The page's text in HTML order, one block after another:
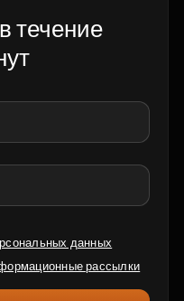
течение
данных
рассылки